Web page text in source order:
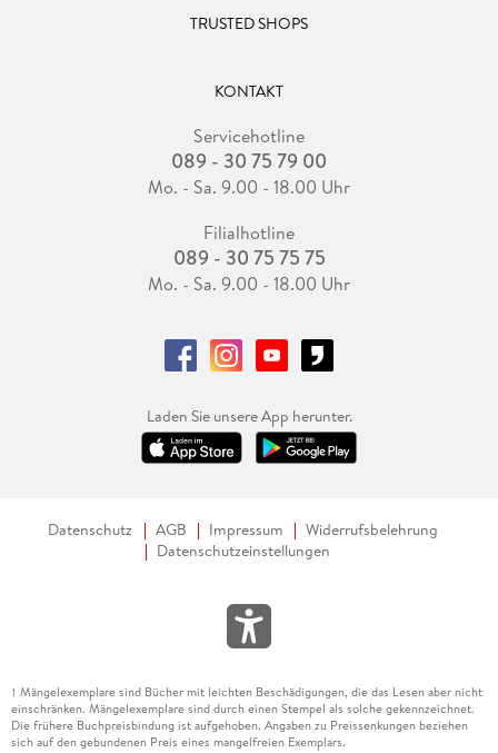
TRUSTED SHOPS
KONTAKT
Servicehotline
089 - 30 75 79 00
Mo. - Sa. 9.00 - 18.00 Uhr
Filialhotline
089 - 30 75 75 75
Mo. - Sa. 9.00 - 18.00 Uhr
Laden Sie unsere App herunter.
Datenschutz AGB Impressum
Widerrufsbelehrung
Datenschutzeinstellungen
1 Mängelexemplare sind Bücher mit leichten Beschädigungen, die das Lesen aber nicht
einschränken. Mängelexemplare sind durch einen Stempel als solche gekennzeichnet.
Die frühere Buchpreisbindung ist aufgehoben. Angaben zu Preissenkungen beziehen
sich auf den gebundenen Preis eines mangelfreien Exemplars.